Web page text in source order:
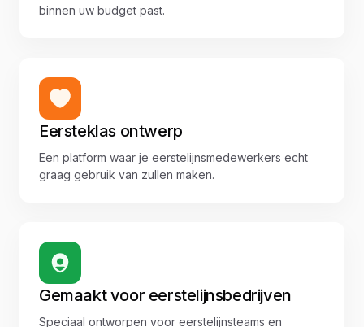
binnen uw budget past.
Eersteklas ontwerp
Een platform waar je eerstelijnsmedewerkers echt
graag gebruik van zullen maken.
Gemaakt voor eerstelijnsbedrijven
Speciaal ontworpen voor eerstelijnsteams en